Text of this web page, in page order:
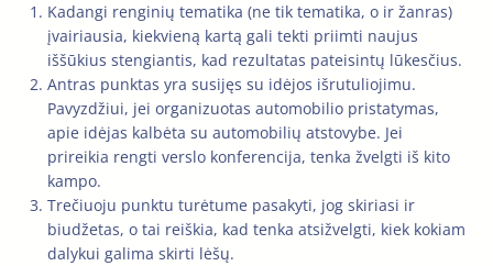
Kadangi renginių tematika (ne tik tematika, o ir žanras)
įvairiausia, kiekvieną kartą gali tekti priimti naujus
iššūkius stengiantis, kad rezultatas pateisintų lūkesčius.
Antras punktas yra susijęs su idėjos išrutuliojimu.
Pavyzdžiui, jei organizuotas automobilio pristatymas,
apie idėjas kalbėta su automobilių atstovybe. Jei
prireikia rengti verslo konferencija, tenka žvelgti iš kito
kampo.
Trečiuoju punktu turėtume pasakyti, jog skiriasi ir
biudžetas, o tai reiškia, kad tenka atsižvelgti, kiek kokiam
dalykui galima skirti lėšų.